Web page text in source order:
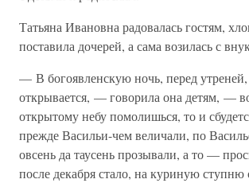
Татьяна Ивановна радовалась гостям,
поставила дочерей, а сама возилась с
— В богоявленскую ночь, перед
открывается, — говорила она детям, —
открытому небу помолишься, то и
прежде Васильи-чем величали, по
овсень да таусень прозывали, а то —
после декабря стало, на куриную ступню